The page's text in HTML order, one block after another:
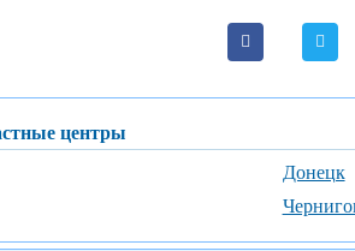
центры
Донецк